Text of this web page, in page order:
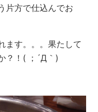
片方で仕込んでお
ます。。。果たして
？！( ；´Д｀)